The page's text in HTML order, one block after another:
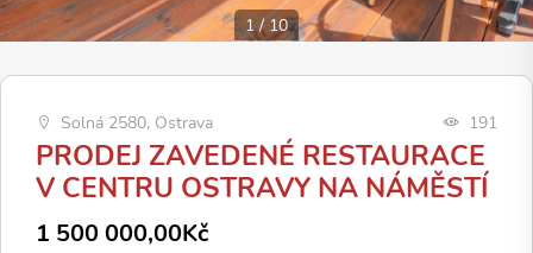
1/10
Solná 2580, Ostrava 191
PRODEJ ZAVEDENÉ RESTAURACE
V CENTRU OSTRAVY NA NÁMĚSTÍ
1 500 000,00Kč